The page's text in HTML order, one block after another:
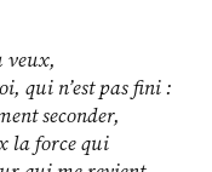
veux,
qui n’est pas fini :
seconder,
la force qui